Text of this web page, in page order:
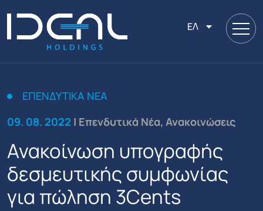
ΕΛ
ΕΠΕΝΔΥΤΙΚΆ ΝΈΑ
09. 08. 2022 | Επενδυτικά Νέα, Ανακοινώσεις
Ανακοίνωση υπογραφής
δεσμευτικής συμφωνίας
για πώληση 3Cents